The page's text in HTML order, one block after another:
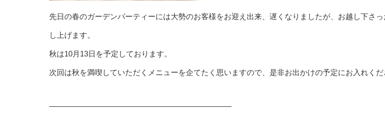
先日の春のガーデンパーティーには大勢のお客様をお迎え出来、遅くなりましたが、お越し下さ
し上げます。
秋は10月13日を予定しております。
次回は秋を満喫していただくメニューを企てたく思いますので、是非お出かけの予定にお入れく
————————————————————————